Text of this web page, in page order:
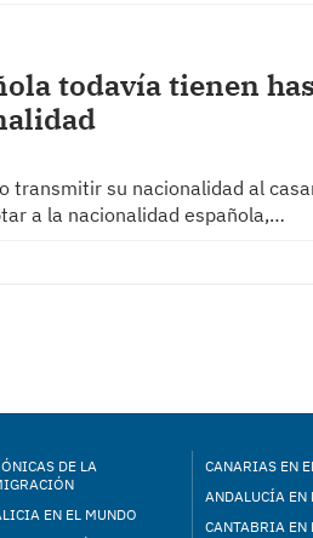
todavía tienen
transmitir su nacionalidad al
a la nacionalidad española,…
DE LA
EN EL MUNDO
CANARIAS EN
ANDALUCÍA EN
CANTABRIA EN